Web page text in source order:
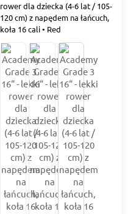
rower dla dziecka (4-6 lat / 105-
120 cm) z napędem na łańcuch,
koła 16 cali • Red